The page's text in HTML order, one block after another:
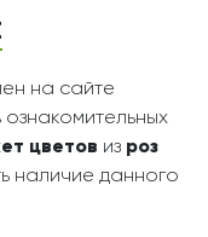
на сайте
ознакомительных
цветов из роз
наличие данного